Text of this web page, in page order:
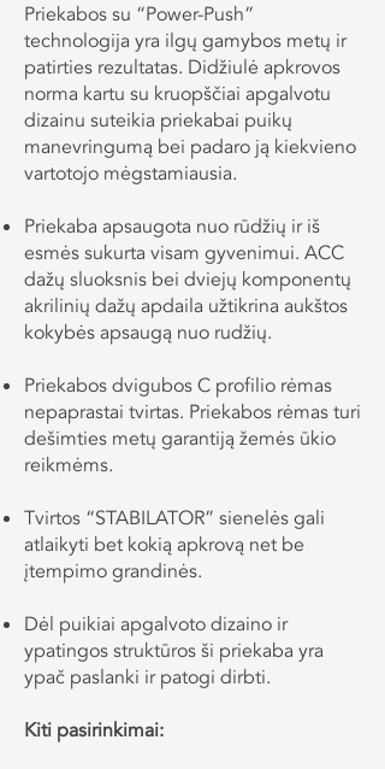
Priekabos su “Power-Push”
technologija yra ilgų gamybos metų ir
patirties rezultatas. Didžiulė apkrovos
norma kartu su kruopščiai apgalvotu
dizainu suteikia priekabai puikų
manevringumą bei padaro ją kiekvieno
vartotojo mėgstamiausia.
Priekaba apsaugota nuo rūdžių ir iš
esmės sukurta visam gyvenimui. ACC
dažų sluoksnis bei dviejų komponentų
akrilinių dažų apdaila užtikrina aukštos
kokybės apsaugą nuo rudžių.
Priekabos dvigubos C profilio rėmas
nepaprastai tvirtas. Priekabos rėmas turi
dešimties metų garantiją žemės ūkio
reikmėms.
Tvirtos “STABILATOR” sienelės gali
atlaikyti bet kokią apkrovą net be
įtempimo grandinės.
Dėl puikiai apgalvoto dizaino ir
ypatingos struktūros ši priekaba yra
ypač paslanki ir patogi dirbti.
Kiti pasirinkimai: